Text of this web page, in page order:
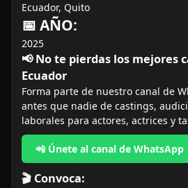
Ecuador, Quito
📅 AÑO:
2025
📢 No te pierdas los mejores
Ecuador
Forma parte de nuestro canal de
antes que nadie de castings,
laborales para actores, actrices y
📲 Únete al canal de WhatsApp
🎬 Convoca: